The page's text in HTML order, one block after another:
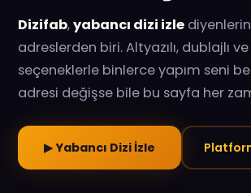
Dizifab,yabancı dizi izle
adreslerden biri. Altyazılı, dublajlı ve
seçeneklerle binlerce yapım seni
adresi değişse bile bu sayfa her
▶ Yabancı Dizi İzle